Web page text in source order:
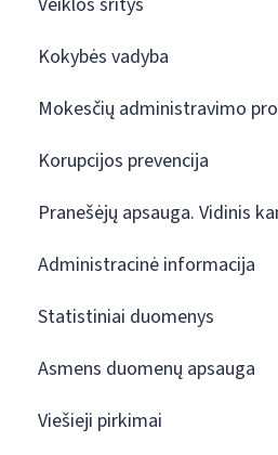
Kokybės vadyba
Mokesčių administravimo
Korupcijos prevencija
Pranešėjų apsauga. Vidinis
Administracinė informacija
Statistiniai duomenys
Asmens duomenų apsauga
Viešieji pirkimai